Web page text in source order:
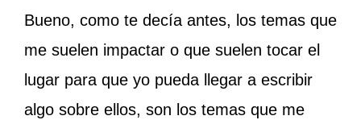
Bueno, como te decía antes, los temas que
me suelen impactar o que suelen tocar el
lugar para que yo pueda llegar a escribir
algo sobre ellos, son los temas que me